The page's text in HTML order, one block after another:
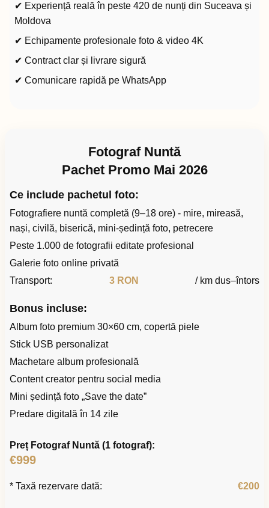
✔ Experiență reală în peste 420 de nunți din Suceava și
Moldova
✔ Echipamente profesionale foto & video 4K
✔ Contract clar și livrare sigură
✔ Comunicare rapidă pe WhatsApp
Fotograf Nuntă
Pachet Promo Mai 2026
Ce include pachetul foto:
Fotografiere nuntă completă (9–18 ore) - mire, mireasă,
nași, civilă, biserică, mini-ședință foto, petrecere
Peste 1.000 de fotografii editate profesional
Galerie foto online privată
Transport:
3 RON / km dus–întors
Bonus incluse:
Album foto premium 30×60 cm, copertă piele
Stick USB personalizat
Machetare album profesională
Content creator pentru social media
Mini ședință foto „Save the date”
Predare digitală în 14 zile
Preț Fotograf Nuntă (1 fotograf):
€999
* Taxă rezervare dată: €200